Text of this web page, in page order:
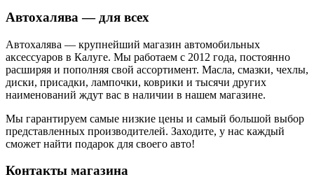
Автохалява — для всех
Автохалява — крупнейший магазин автомобильных
аксессуаров в Калуге. Мы работаем с 2012 года, постоянно
расширяя и пополняя свой ассортимент. Масла, смазки, чехлы,
диски, присадки, лампочки, коврики и тысячи других
наименований ждут вас в наличии в нашем магазине.
Мы гарантируем самые низкие цены и самый большой выбор
представленных производителей. Заходите, у нас каждый
сможет найти подарок для своего авто!
Контакты магазина